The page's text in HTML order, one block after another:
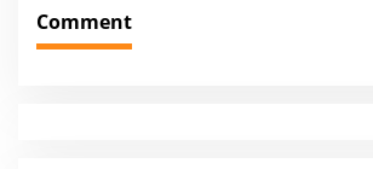
n
a
Comment